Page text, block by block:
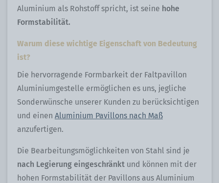
Aluminium als Rohstoff spricht, ist seine hohe
Formstabilität.
Warum diese wichtige Eigenschaft von Bedeutung
ist?
Die hervorragende Formbarkeit der Faltpavillon
Aluminiumgestelle ermöglichen es uns, jegliche
Sonderwünsche unserer Kunden zu berücksichtigen
und einen Aluminium Pavillons nach Maß
anzufertigen.
Die Bearbeitungsmöglichkeiten von Stahl sind je
nach Legierung eingeschränkt und können mit der
hohen Formstabilität der Pavillons aus Aluminium